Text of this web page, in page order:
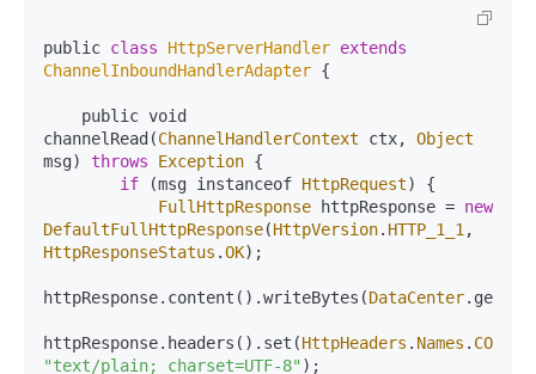
public class HttpServerHandler extends
ChannelInboundHandlerAdapter {
channelRead(ChannelHandlerContext ctx, Object
msg) throws Exception {
if (msg instanceof HttpRequest) {
FullHttpResponse httpResponse = new
DefaultFullHttpResponse(HttpVersion. HTTP_1_1
HttpResponseStatus .OK);
httpResponse.content().writeBytes(DataCenter
httpResponse.headers().set(HttpHeaders . Names .
"text/plain; charset=UTF-8" );